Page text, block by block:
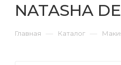
NATASHA
Главная — Каталог —